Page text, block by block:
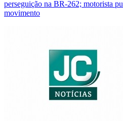
perseguição na BR-262; motorista
movimento